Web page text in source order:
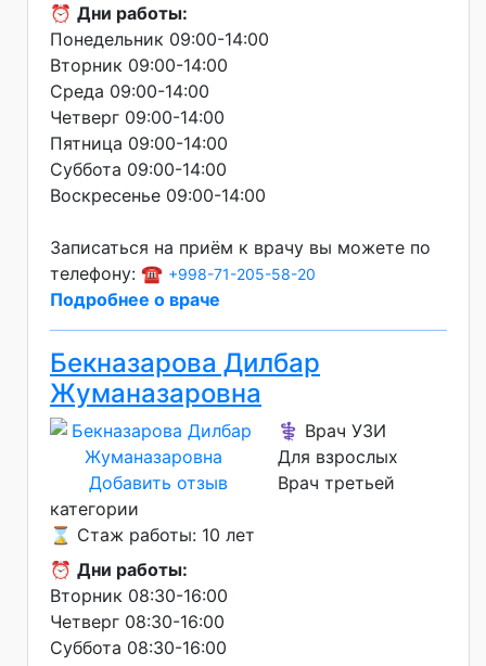
⏰ Дни работы:
Понедельник 09:00-14:00
Вторник 09:00-14:00
Среда 09:00-14:00
Четверг 09:00-14:00
Пятница 09:00-14:00
Суббота 09:00-14:00
Воскресенье 09:00-14:00
Записаться на приём к врачу вы можете по
телефону: ☎️ +998-71-205-58-20
Подробнее о враче
Бекназарова Дилбар
Жуманазаровна
Добавить отзыв
⚕️ Врач УЗИ
Для взрослых
Врач третьей
категории
⌛ Стаж работы: 10 лет
⏰ Дни работы:
Вторник 08:30-16:00
Четверг 08:30-16:00
Суббота 08:30-16:00